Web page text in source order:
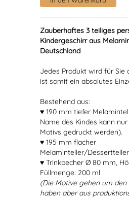
Zauberhaftes 3 teiliges
Kindergeschirr aus
Deutschland
Jedes Produkt wird für Sie
ist somit ein absolutes
Bestehend aus:
♥ 190 mm tiefer
Name des Kindes kann
Motivs gedruckt werden).
♥ 195 mm flacher
Melaminteller/Dessertteller
♥ Trinkbecher Ø 80 mm,
Füllmenge: 200 ml
(Die Motive gehen um den
haben aber aus